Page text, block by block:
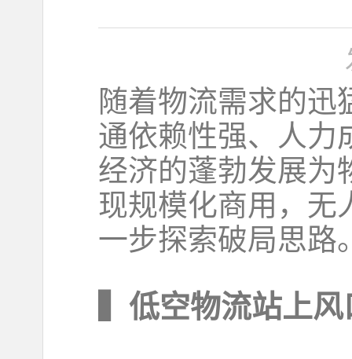
随着物流需求的迅
通依赖性强、人力
经济的蓬勃发展为
现规模化商用，无
一步探索破局思路
▍低空物流站上风